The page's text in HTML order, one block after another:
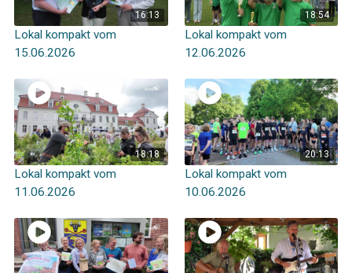
16:13
Lokal kompakt vom
15.06.2026
18:54
Lokal kompakt vom
12.06.2026
18:18
Lokal kompakt vom
11.06.2026
20:13
Lokal kompakt vom
10.06.2026